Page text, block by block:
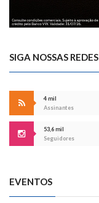
SIGA NOSSAS REDES
4 mil
Assinantes
53,6 mil
Seguidores
EVENTOS